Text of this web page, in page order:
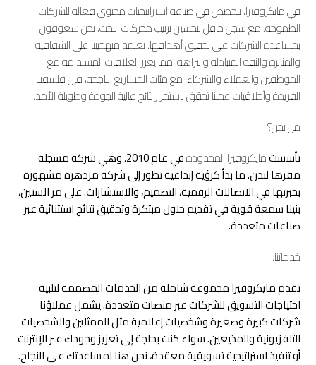
في مايكروفيرا، نتخصص في صياغة استراتيجيات محتوى فعالة للشركات
الطموحة. مع سجل حافل بتحسين ترتيب محركات البحث، نحن شغوفون
بمساعدة الشركات على تحقيق أهدافها. تعتمد منهجيتنا على الشفافية
والمثابرة والثقة المتبادلة والنزاهة، مما يعزز العلاقات المستدامة مع
الموظفين والعملاء والشركاء. مع مئات المشاريع الناجحة، فإن فلسفتنا
الفريدة وأخلاقيات عملنا تحقق باستمرار نتائج عالية الجودة وطويلة الأمد.
من نحن؟
تأسستمايكروفيرا المحدودة
في عام 2010، وهي شركة مسجلة
مقرها لندن. ما بدأ كرؤية إبداعية تطور إلى شركة مزدهرة مشهورة
بخبرتها في الاتصالات الرقمية، التصميم، والاستشارات. على مر السنين،
بنينا سمعة قوية في تقديم حلول مبتكرة وتحقيق نتائج استثنائية عبر
صناعات متعددة.
خدماتنا:
تقدم مايكروفيرا مجموعة شاملة من الخدمات المصممة لتلبية
احتياجات التسويق للشركات عبر منصات متعددة. يشمل عملاؤنا
شركات كبيرة وصغيرة وشخصيات إعلامية مثل الممثلين والشخصيات
التلفزيونية والمذيعين. سواء كنت بحاجة إلى تعزيز وجودك عبر الإنترنت
أو تنفيذ استراتيجية تسويقية معقدة، نحن هنا لمساعدتك على النجاح.